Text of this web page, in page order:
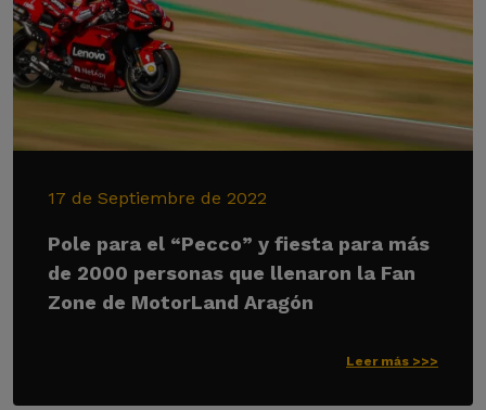
17 de Septiembre de 2022
Pole para el “Pecco” y fiesta para más
de 2000 personas que llenaron la Fan
Zone de MotorLand Aragón
Leer más >>>